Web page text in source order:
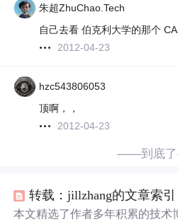
朱超ZhuChao.Tech
自己去看 伯克利大学的那个
2012-04-23
hzc543806053
顶啊，，
2012-04-23
——到底
本文精选了作者多年积累的技术